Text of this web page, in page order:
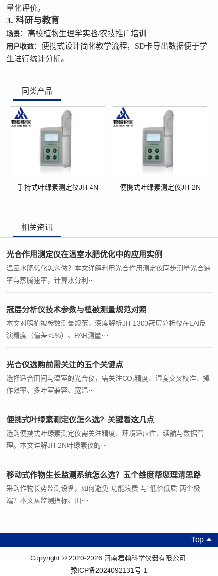
量化评价。
3. 科研与教育
场景 ：高校植物生理学实验/农技推广培训
用户收益 ：便携式设计简化教学流程， SD卡导出数据便于学
生进行统计分析。
同类产品
手持式叶绿素测定仪JH-4N 便携式叶绿素测定仪JH-2N
相关资讯
光合作用测定仪在温室水肥优化中的应用实例
温室水肥优化怎么做？本文详解利用光合作用测定仪同步测量光合速
率与蒸腾速率，计算水分利···
冠层分析仪技术参数与植被测量规范对照
本文对照植被参数测量规范，深度解析JH-1300冠层分析仪在LAI反
演精度（偏差<5%）、PAR测量···
光合仪选购前需关注的五个关键点
选择适合田间与温室的光合仪，需关注CO₂精度、湿度交叉校准、操
作效率、多叶室兼容、宽温···
便携式叶绿素测定仪怎么选？关键看这几点
选购便携式叶绿素测定仪需关注精度、环境适应性、续航与数据管
理。本文详解JH-2N叶绿素仪的···
移动式作物生长监测系统怎么选？五个维度帮您理清思路
采购作物长势监测设备，如何避免“功能浪费”与“低价低质”两个极
端？本文从监测指标、田···
Top
Copyright © 2020-2026 河南君翰科学仪器有限公司.
豫ICP备2024092131号-1